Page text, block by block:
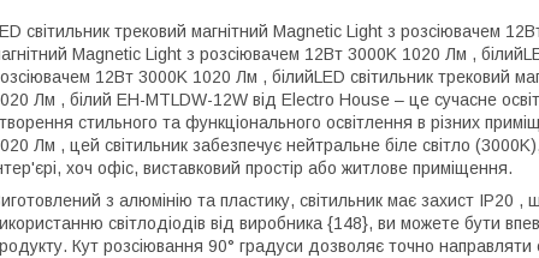
світильник трековий магнітний Magnetic Light з розсіювачем
Magnetic Light з розсіювачем 12Вт 3000K 1020 Лм ,
12Вт 3000K 1020 Лм , білийLED світильник трековий
Лм , білий EH-MTLDW-12W від Electro House – це сучасне
стильного та функціонального освітлення в різних
Лм , цей світильник забезпечує нейтральне біле світло
хоч офіс, виставковий простір або житлове приміщення.
з алюмінію та пластику, світильник має захист IP20 ,
світлодіодів від виробника {148}, ви можете бути
Кут розсіювання 90° градуси дозволяє точно